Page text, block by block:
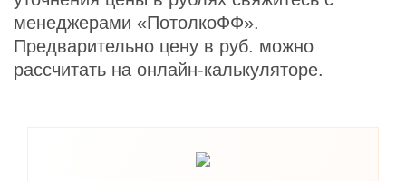
менеджерами «ПотолкоФФ».
Предварительно цену в руб. можно
рассчитать на онлайн-калькуляторе.